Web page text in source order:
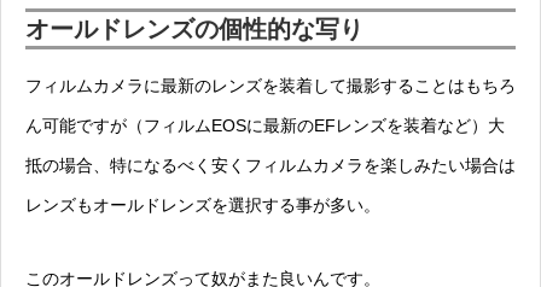
オールドレンズの個性的な写り
フィルムカメラに最新のレンズを装着して撮影することはもちろ
ん可能ですが（フィルムEOSに最新のEFレンズを装着など）大
抵の場合、 特になるべく安くフィルムカメラを楽しみたい場合は
レンズもオールドレンズを選択する事が多い。
このオールドレンズって奴がまた良いんです。